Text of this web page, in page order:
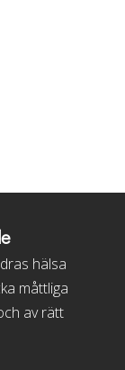
hälsa
måttliga
av rätt